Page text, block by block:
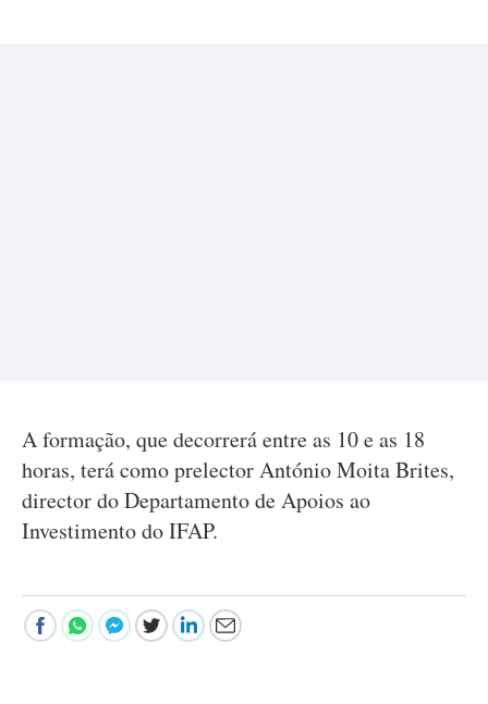
A formação, que decorrerá entre as 10 e as 18
horas, terá como prelector António Moita Brites,
director do Departamento de Apoios ao
Investimento do IFAP.